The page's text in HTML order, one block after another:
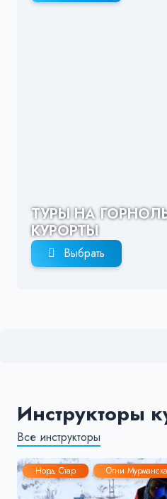
ТУРЫ НА
КУРОРТЫ
Выбрать
Инструкторы
Все инструкторы
Норд Стар Огни Мурманска